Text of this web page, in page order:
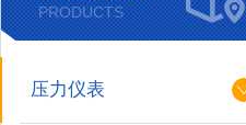
PRODUCTS
压力仪表